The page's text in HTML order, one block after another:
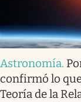
Astronomía.
confirmó lo
Teoría de la